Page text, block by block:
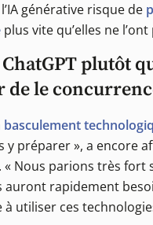
générative risque de
plus vite qu’elles ne l’ont
ChatGPT plutôt
de le
basculement
y préparer », a encore
« Nous parions très fort
auront rapidement
à utiliser ces